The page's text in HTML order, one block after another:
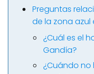
Preguntas
de la zona azul
¿Cuál es el
Gandía?
¿Cuándo